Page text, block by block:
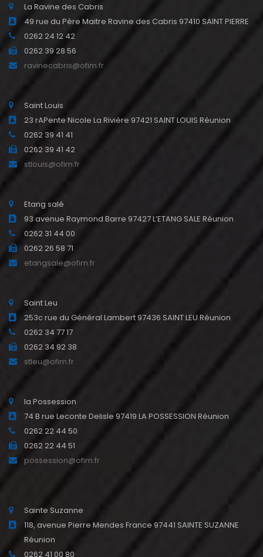
La Ravine des Cabris
49 rue du Père Maitre Ravine des Cabris 97410 SAINT PIERRE
0262 24 12 42
0262 39 28 56
ravinecabris@ofim.fr
Saint Louis
23 rAPente Nicole La Rivière 97421 SAINT LOUIS Réunion
0262 39 41 41
0262 39 41 42
stlouis@ofim.fr
Etang salé
93 avenue Raymond Barre 97427 L’ETANG SALE Réunion
0262 31 44 00
0262 26 58 71
etangsale@ofim.fr
Saint Leu
253c rue du Général Lambert 97436 SAINT LEU Réunion
0262 34 77 17
0262 34 92 38
stleu@ofim.fr
la Possession
74 B rue Leconte Delisle 97419 LA POSSESSION Réunion
0262 22 44 50
0262 22 44 51
possession@ofim.fr
Sainte Suzanne
118, avenue Pierre Mendes France 97441 SAINTE SUZANNE
Réunion
0262 41 00 80